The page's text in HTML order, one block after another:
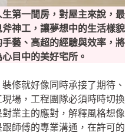
第一間房，對屋主來說，最
神工，讓夢想中的生活樣貌
藝、高超的經驗與效率，將
目中的美好宅所。
修就好像同時承接了期待、
場，工程團隊必須時時切換
業主的應對，解釋風格想像
師傅的專業溝通，在許可的